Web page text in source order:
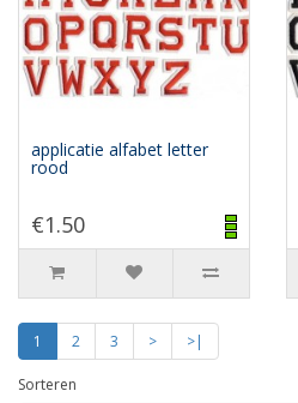
applicatie alfabet letter
rood
€1.50
1 2 3 > >|
Sorteren